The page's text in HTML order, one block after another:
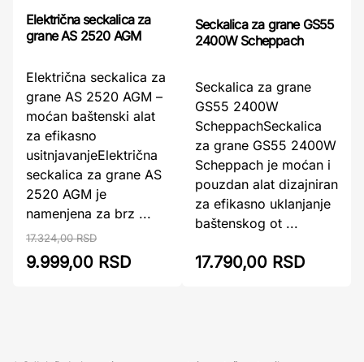
Električna seckalica za
grane AS 2520 AGM
Električna seckalica za
grane AS 2520 AGM –
moćan baštenski alat
za efikasno
usitnjavanjeElektrična
seckalica za grane AS
2520 AGM je
namenjena za brz ...
17.324,00 RSD
9.999,00 RSD
Seckalica za grane GS55
2400W Scheppach
Seckalica za grane
GS55 2400W
ScheppachSeckalica
za grane GS55 2400W
Scheppach je moćan i
pouzdan alat dizajniran
za efikasno uklanjanje
baštenskog ot ...
17.790,00 RSD